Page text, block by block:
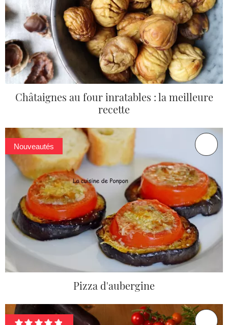
Châtaignes au four inratables : la meilleure
recette
Nouveautés
Pizza d'aubergine